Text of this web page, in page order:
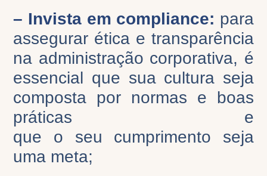
– Invista em compl iance: para
assegurar ética e transparência
na administração corporativa, é
essencial que sua cultura seja
composta por normas e boas
práticas e
que o seu cumprimento seja
uma meta;